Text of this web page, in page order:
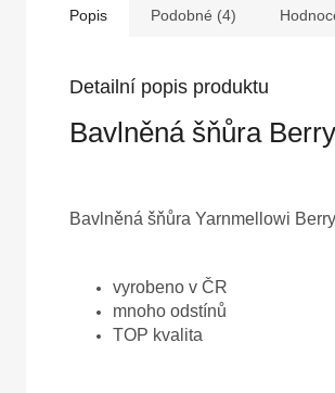
Popis Podobné (4)
Detailní popis produktu
Bavlněná šňůra
Bavlněná šňůra Yarnmellowi
vyrobeno v ČR
mnoho odstínů
TOP kvalita